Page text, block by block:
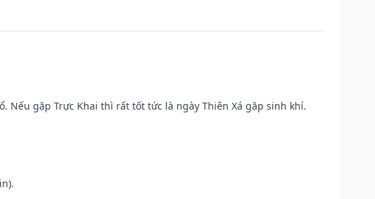
Nếu gặp Trực Khai thì rất tốt tức là ngày Thiên Xá gặp sinh khí.